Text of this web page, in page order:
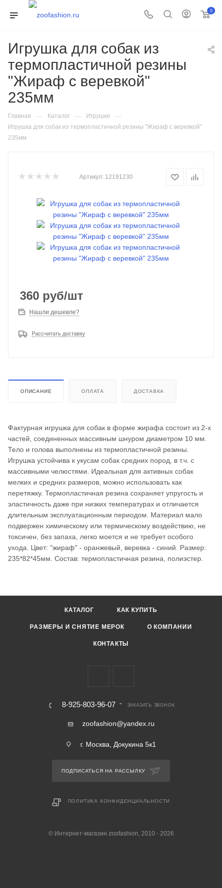
0
Игрушка для собак из
термопластичной резины
"Жираф с веревкой"
235мм
Главная — Каталог — Игрушки —
Игрушка для собак из термопластичной резины "Жираф с веревкой"
235мм
Артикул: 12191230
360 руб/шт
Нашли дешевле?
Рассчитать доставку
ОПИСАНИЕ ОПЛАТА ДОСТАВКА
Фактурная игрушка для собак в форме жирафа состоит из 2‑х
частей, соединенных массивным шнуром диаметром 10 мм.
Тело и голова выполнены из термопластичной резины.
Игрушка устойчива к укусам собак средних пород, в т.ч. с
массивными челюстями. Идеальная для активных собак
мелких и средних размеров, можно использовать как
перетяжку. Термопластичная резина сохраняет упругость и
эластичность даже при низких температурах и отличается
длительным эксплуатационным периодом. Материал мало
подвержен химическому или термическому воздействию, не
токсичен, без запаха, легко моется и не требует особого
ухода. Цвет: "жираф" - оранжевый, веревка - синий. Размер:
235*82*45мм. Состав: термопластичная резина, полиэстер.
КАТАЛОГ КАК КУПИТЬ
РАЗМЕРЫ И СНЯТИЕ МЕРОК О КОМПАНИИ
КОНТАКТЫ
8-925-803-96-07 ЗАКАЗАТЬ ЗВОНОК
zoofashion@yandex.ru
г. Москва, Докукина 5к1
ПОДПИСАТЬСЯ НА РАССЫЛКУ
ПОЛИТИКА КОНФИДЕНЦИАЛЬНОСТИ
© Интернет-магазин zoofashion, 2010 - 2026